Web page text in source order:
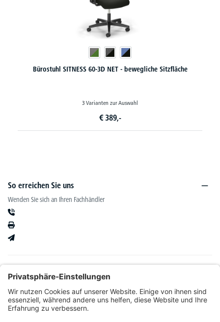
60-3D NET - bewegliche Sitzfläche Bürostuhl COMFORT
So erreichen Sie uns
Wenden Sie sich an Ihren Fachhändler
Kataloge & mehr